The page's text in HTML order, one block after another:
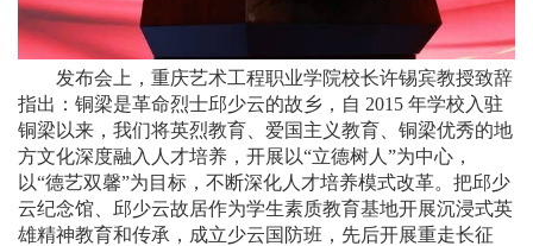
发布会上，重庆艺术工程职业学院校长许锡宾教授致辞
指出：铜梁是革命烈士邱少云的故乡，自 2015 年学校入驻
铜梁以来，我们将英烈教育、爱国主义教育、铜梁优秀的地
方文化深度融入人才培养，开展以“立德树人”为中心，
以“德艺双馨”为目标，不断深化人才培养模式改革。把邱少
云纪念馆、邱少云故居作为学生素质教育基地开展沉浸式英
雄精神教育和传承，成立少云国防班，先后开展重走长征